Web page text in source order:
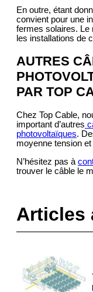
En outre, étant
convient pour une
fermes solaires. Le
les installations de
AUTRES
PAR TOP
Chez Top Cable,
important d’autres
photovoltaïques.
moyenne tension
N’hésitez pas à
trouver le câble le
Articles